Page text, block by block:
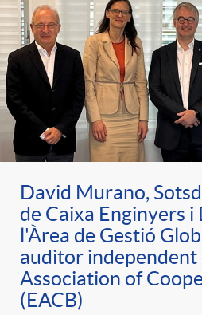
David Murano,
de Caixa Enginyers
l'Àrea de Gestió
auditor independent
Association of
(EACB)